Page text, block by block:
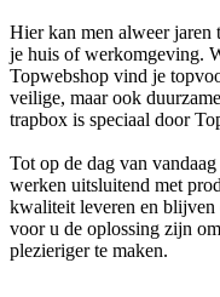
Hier kan men alweer jaren
je huis of werkomgeving.
Topwebshop vind je
veilige, maar ook
trapbox is speciaal door
Tot op de dag van
werken uitsluitend met
kwaliteit leveren en blijven
voor u de oplossing zijn
plezieriger te maken.